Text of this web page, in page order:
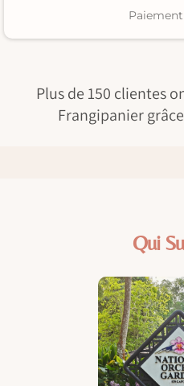
Plus de 150 clientes
Frangipanier
Qui